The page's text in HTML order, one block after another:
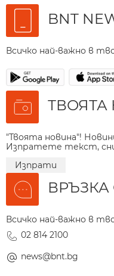
BNT
Всичко най-важно в
"Твоята новина"!
Изпратете текст,
Изпрати
ВРЪЗКА
Всичко най-важно в
02 814 2100
news@bnt.bg